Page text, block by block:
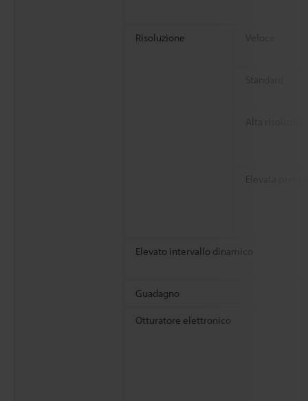
Risoluzione
Elevato intervallo dinamico
Guadagno
Otturatore elettronico